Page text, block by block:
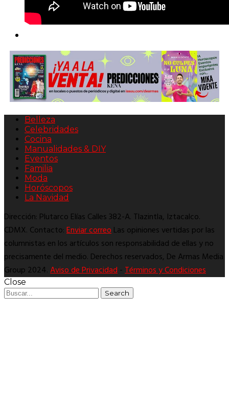
Belleza
Celebridades
Cocina
Manualidades & DIY
Eventos
Familia
Moda
Horóscopos
La Navidad
Dirección: Plutarco Elías Calles 382-A. Tlazintla, Iztacalco.
CDMX. Contacto:Enviar correoLas opiniones vertidas por las
columnistas en los artículos son responsabilidad de ellas y no
precisamente del medio. Derechos reservados, De Armas Media
Group 2024.Aviso de Privacidad-Términos y Condiciones
Close